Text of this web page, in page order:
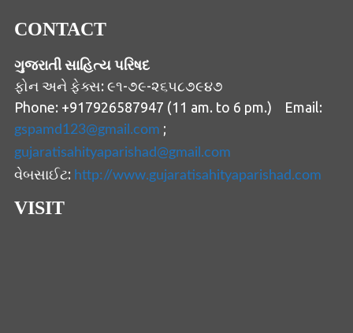
CONTACT
ગુજરાતી સાહિત્ય પરિષદ
ફોન અને ફેક્સ: ૯૧-૭૯-૨૬૫૮૭૯૪૭
Phone: +917926587947 (11 am. to 6 pm.) Email:
gspamd123@gmail.com ;
gujaratisahityaparishad@gmail.com
વેબસાઈટ: http://www.gujaratisahityaparishad.com
VISIT